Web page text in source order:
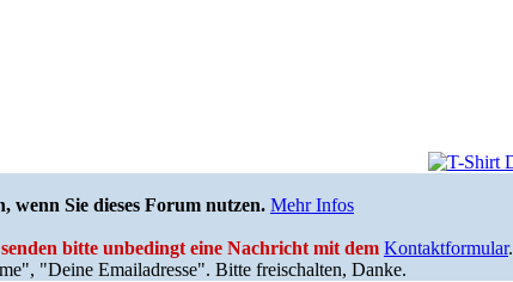
wenn Sie dieses Forum nutzen. Mehr Infos
bitte unbedingt eine Nachricht mit dem Kontaktformular.
"Deine Emailadresse". Bitte freischalten, Danke.